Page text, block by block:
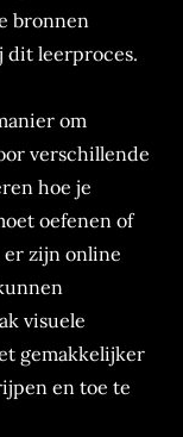
bronnen
dit leerproces.
om
verschillende
hoe je
oefenen of
er zijn online
visuele
gemakkelijker
en toe te